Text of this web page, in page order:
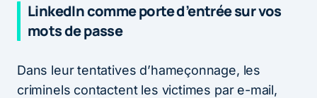
LinkedIn comme porte d’entrée sur vos
mots de passe
Dans leur tentatives d’hameçonnage, les
criminels contactent les victimes par e-mail,